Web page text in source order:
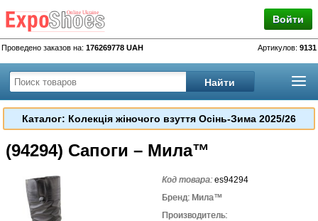
Войти
Проведено заказов на: 176269778 UAH Артикулов: 9131
Каталог: Колекція жіночого взуття Осінь-Зима 2025/26
(94294) Сапоги – Мила™
Код товара:es94294
Бренд: Мила™
Производитель: